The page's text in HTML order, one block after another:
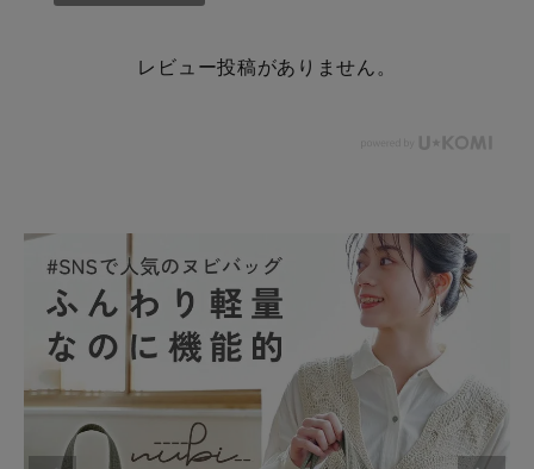
レビュー投稿がありません。